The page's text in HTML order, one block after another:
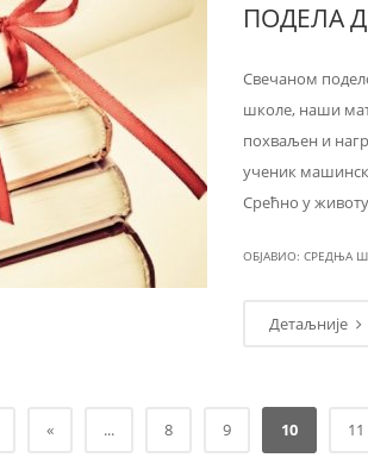
ПОДЕЛА
Свечаном
школе, наши
похваљен и
ученик
Срећно у
ОБЈАВИО: СРЕДЊА
Детаљније
« ... 8 9 10 11